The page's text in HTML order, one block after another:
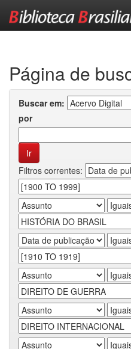
Página de
Buscar em:
por
Filtros correntes: